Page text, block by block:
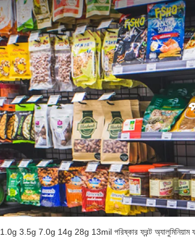
1.0g 3.5g 7.0g 14g 28g 13mil পরিষ্কার ফ্রন্ট অ্যালুমিনিয়াম